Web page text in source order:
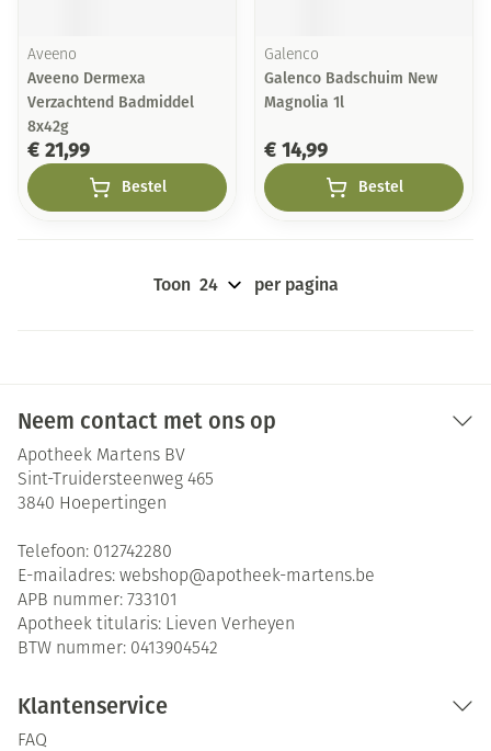
Aveeno
Aveeno Dermexa
Verzachtend Badmiddel
8x42g
€ 21,99
Bestel
Galenco
Galenco Badschuim New
Magnolia 1l
€ 14,99
Bestel
Toon per pagina
Neem contact met ons op
Apotheek Martens BV
Sint-Truidersteenweg 465
3840 Hoepertingen
Telefoon: 012742280
E-mailadres: webshop@apotheek-martens.be
APB nummer: 733101
Apotheek titularis: Lieven Verheyen
BTW nummer: 0413904542
Klantenservice
FAQ